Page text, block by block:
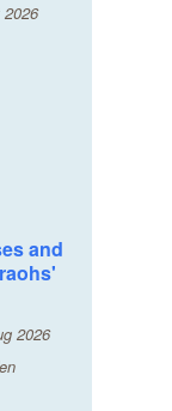
and
2026